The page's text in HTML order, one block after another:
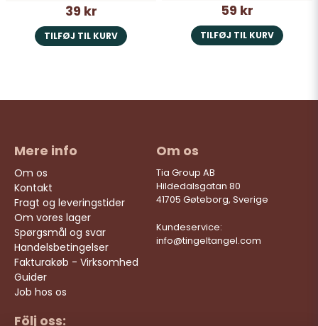
39 kr
TILFØJ TIL KURV
59 kr
TILFØJ TIL KURV
Mere info
Om os
Kontakt
Fragt og leveringstider
Om vores lager
Spørgsmål og svar
Handelsbetingelser
Fakturakøb - Virksomhed
Guider
Job hos os
Om os
Tia Group AB
Hildedalsgatan 80
41705 Gøteborg, Sverige
Kundeservice:
info@tingeltangel.com
Följ oss: